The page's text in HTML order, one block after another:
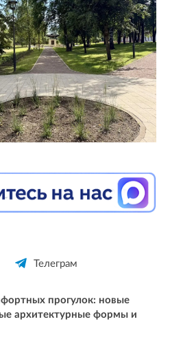
Телеграм
прогулок: новые
архитектурные формы и